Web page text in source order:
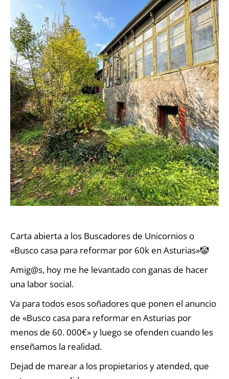
Carta abierta a los Buscadores de Unicornios o
«Busco casa para reformar por 60k en Asturias»🤡
Amig@s, hoy me he levantado con ganas de hacer
una labor social.
Va para todos esos soñadores que ponen el anuncio
de «Busco casa para reformar en Asturias por
menos de 60. 000€» y luego se ofenden cuando les
enseñamos la realidad.
Dejad de marear a los propietarios y atended, que